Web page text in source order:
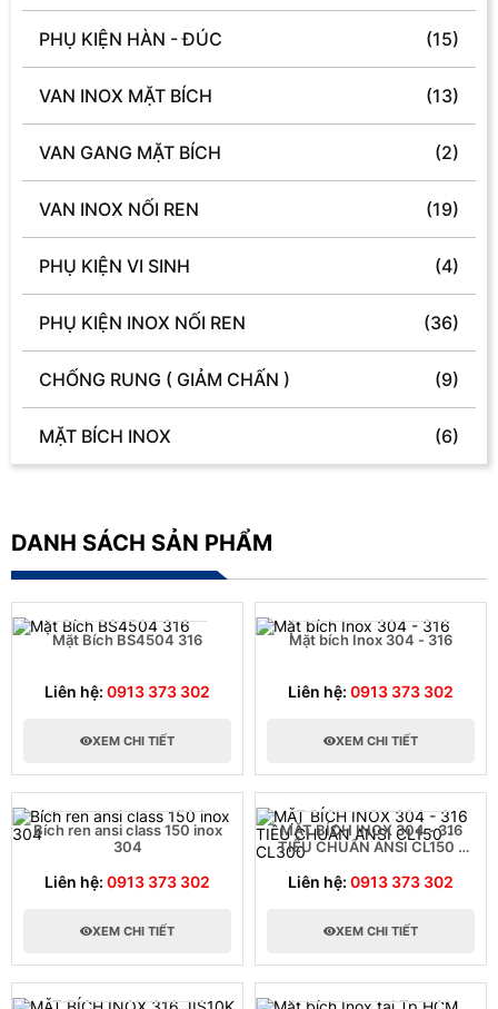
PHỤ KIỆN HÀN - ĐÚC (15)
VAN INOX MẶT BÍCH (13)
VAN GANG MẶT BÍCH (2)
VAN INOX NỐI REN (19)
PHỤ KIỆN VI SINH (4)
PHỤ KIỆN INOX NỐI REN (36)
CHỐNG RUNG ( GIẢM CHẤN ) (9)
MẶT BÍCH INOX (6)
DANH SÁCH SẢN PHẨM
Mặt Bích BS4504 316
Liên hệ: 0913 373 302
XEM CHI TIẾT
Mặt bích Inox 304 - 316
Liên hệ: 0913 373 302
XEM CHI TIẾT
Bích ren ansi class 150 inox
304
Liên hệ: 0913 373 302
XEM CHI TIẾT
MẶT BÍCH INOX 304 - 316
TIÊU CHUẨN ANSI CL150 -
Liên hệ: 0913 373 302
XEM CHI TIẾT